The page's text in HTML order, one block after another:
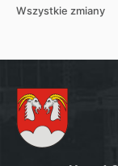
Wszystkie zmiany